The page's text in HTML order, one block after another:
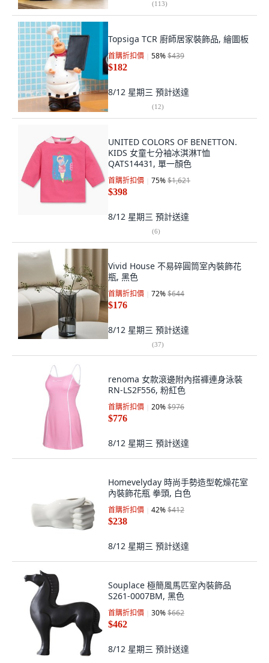
(113)
Topsiga TCR 廚師居家裝飾品, 繪圖板
首購折扣價 58%$439
$182
8/12 星期三 預計送達
(12)
UNITED COLORS OF BENETTON.
KIDS 女童七分袖冰淇淋T恤
QATS14431, 單一顏色
首購折扣價 75%$1,621
$398
8/12 星期三 預計送達
(6)
Vivid House 不易碎圓筒室內裝飾花
瓶, 黑色
首購折扣價 72%$644
$176
8/12 星期三 預計送達
(37)
renoma 女款滾邊附內搭褲連身泳裝
RN-LS2F556, 粉紅色
首購折扣價 20%$976
$776
8/12 星期三 預計送達
Homevelyday 時尚手勢造型乾燥花室
內裝飾花瓶 拳頭, 白色
首購折扣價 42%$412
$238
8/12 星期三 預計送達
Souplace 極簡風馬匹室內裝飾品
S261-0007BM, 黑色
首購折扣價 30%$662
$462
8/12 星期三 預計送達